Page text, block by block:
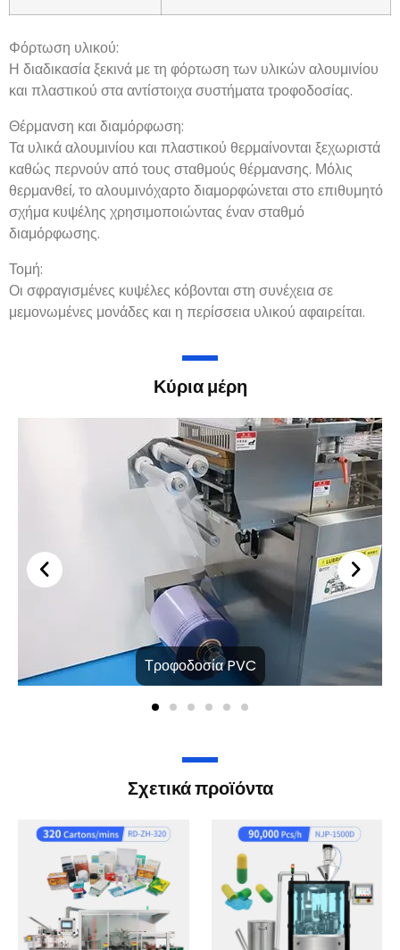
Φόρτωση υλικού:
Η διαδικασία ξεκινά με τη φόρτωση των υλικών αλουμινίου
και πλαστικού στα αντίστοιχα συστήματα τροφοδοσίας.
Θέρμανση και διαμόρφωση:
Τα υλικά αλουμινίου και πλαστικού θερμαίνονται ξεχωριστά
καθώς περνούν από τους σταθμούς θέρμανσης. Μόλις
θερμανθεί, το αλουμινόχαρτο διαμορφώνεται στο επιθυμητό
σχήμα κυψέλης χρησιμοποιώντας έναν σταθμό
διαμόρφωσης.
Τομή:
Οι σφραγισμένες κυψέλες κόβονται στη συνέχεια σε
μεμονωμένες μονάδες και η περίσσεια υλικού αφαιρείται.
Κύρια μέρη
Τροφοδοσία PVC
Σχετικά προϊόντα